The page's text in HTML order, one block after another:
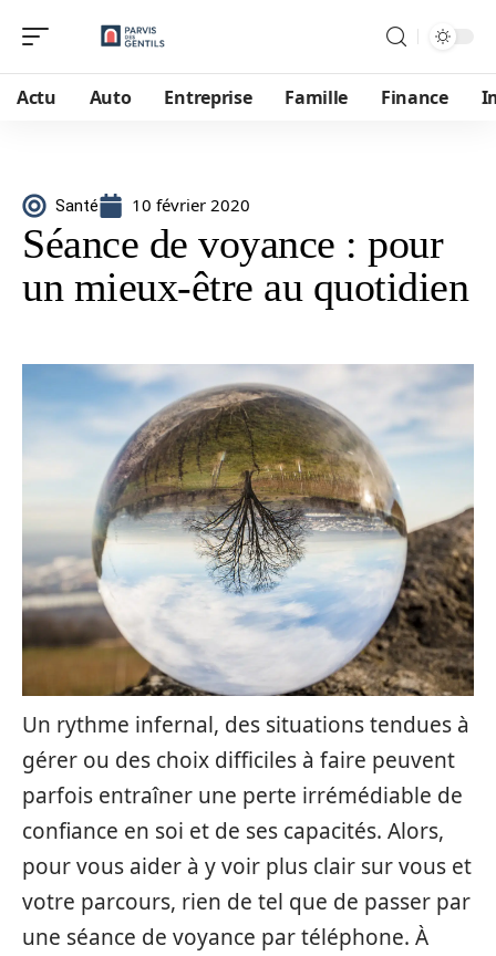
Actu Auto Entreprise Famille Finance
Santé 10 février 2020
Séance de voyance : pour
un mieux-être au quotidien
Un rythme infernal, des situations tendues à
gérer ou des choix difficiles à faire peuvent
parfois entraîner une perte irrémédiable de
confiance en soi et de ses capacités. Alors,
pour vous aider à y voir plus clair sur vous et
votre parcours, rien de tel que de passer par
une séance de voyance par téléphone. À